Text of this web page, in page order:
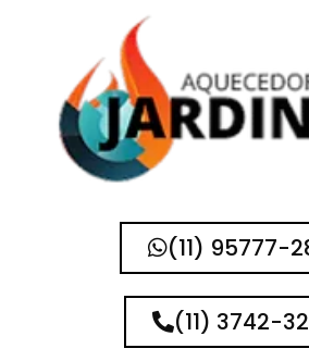
(11) 95777-
(11) 3742-